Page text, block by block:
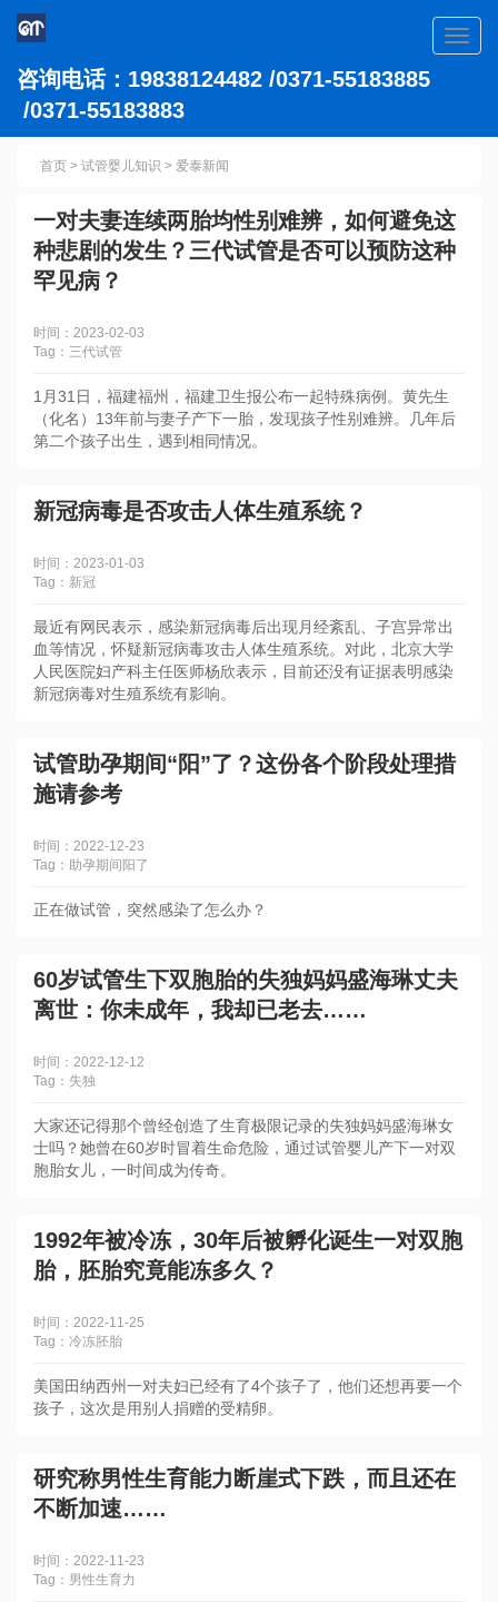
咨询电话：19838124482 /0371-55183885
/0371-55183883
首页 > 试管婴儿知识 > 爱泰新闻
一对夫妻连续两胎均性别难辨，如何避免这
种悲剧的发生？三代试管是否可以预防这种
罕见病？
时间：2023-02-03
Tag：三代试管
1月31日，福建福州，福建卫生报公布一起特殊病例。黄先生
（化名）13年前与妻子产下一胎，发现孩子性别难辨。几年后
第二个孩子出生，遇到相同情况。
新冠病毒是否攻击人体生殖系统？
时间：2023-01-03
Tag：新冠
最近有网民表示，感染新冠病毒后出现月经紊乱、子宫异常出
血等情况，怀疑新冠病毒攻击人体生殖系统。对此，北京大学
人民医院妇产科主任医师杨欣表示，目前还没有证据表明感染
新冠病毒对生殖系统有影响。
试管助孕期间“阳”了？这份各个阶段处理措
施请参考
时间：2022-12-23
Tag：助孕期间阳了
正在做试管，突然感染了怎么办？
60岁试管生下双胞胎的失独妈妈盛海琳丈夫
离世：你未成年，我却已老去……
时间：2022-12-12
Tag：失独
大家还记得那个曾经创造了生育极限记录的失独妈妈盛海琳女
士吗？她曾在60岁时冒着生命危险，通过试管婴儿产下一对双
胞胎女儿，一时间成为传奇。
1992年被冷冻，30年后被孵化诞生一对双胞
胎，胚胎究竟能冻多久？
时间：2022-11-25
Tag：冷冻胚胎
美国田纳西州一对夫妇已经有了4个孩子了，他们还想再要一个
孩子，这次是用别人捐赠的受精卵。
研究称男性生育能力断崖式下跌，而且还在
不断加速……
时间：2022-11-23
Tag：男性生育力